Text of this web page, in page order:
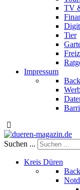
TV
Tier
Impressum
Back
Suchen ...
Kreis Düren
Back